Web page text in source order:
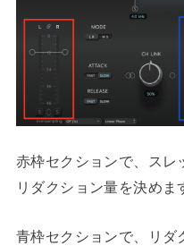
赤枠セクションで、スレ
リダクション量を決めま
青枠セクションで、リダ